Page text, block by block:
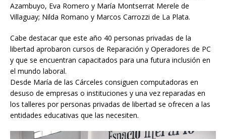
Azambuyo, Eva Romero y María Montserrat Merele de
Villaguay; Nilda Romano y Marcos Carrozzi de La Plata.
Cabe destacar que este año 40 personas privadas de la
libertad aprobaron cursos de Reparación y Operadores de PC
y que se encuentran capacitados para una futura inclusión en
el mundo laboral.
Desde María de las Cárceles consiguen computadoras en
desuso de empresas o instituciones y una vez reparadas en
los talleres por personas privadas de libertad se ofrecen a las
entidades educativas que las necesiten.